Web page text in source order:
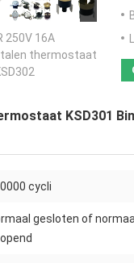
250V 16A
thermostaat
KSD301
cycli
gesloten of